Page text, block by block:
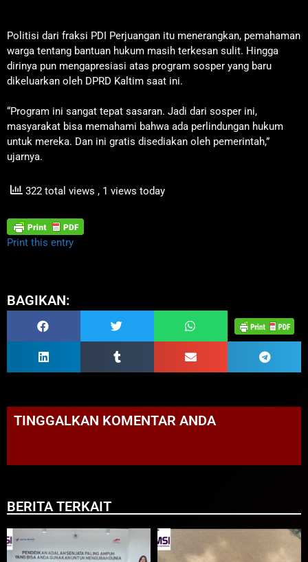
Politisi dari fraksi PDI Perjuangan itu menerangkan, pemahaman
warga tentang bantuan hukum masih terkesan sulit. Hingga
dirinya pun mengapresiasi atas program sosper yang baru
dikeluarkan oleh DPRD Kaltim saat ini.
“Program ini sangat tepat sasaran. Jadi dari sosper ini,
masyarakat bisa memahami bahwa ada perlindungan hukum
untuk mereka. Dan ini gratis disediakan oleh pemerintah,”
ujarnya.
322 total views , 1 views today
Print this entry
BAGIKAN:
TINGGALKAN KOMENTAR ANDA
BERITA TERKAIT